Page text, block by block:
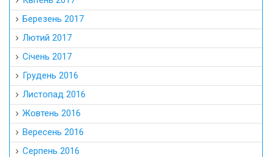
Березень 2017
Лютий 2017
Січень 2017
Грудень 2016
Листопад 2016
Жовтень 2016
Вересень 2016
Серпень 2016